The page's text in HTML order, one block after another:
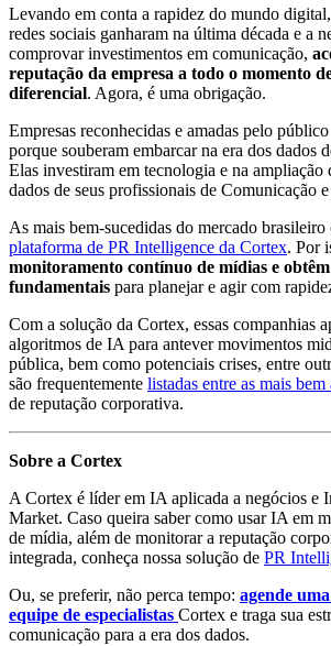
Levando em conta a rapidez do mundo
redes sociais ganharam na última década e a
comprovar investimentos em comunicação,
reputação da empresa a todo o momento
diferencial. Agora, é uma obrigação.
Empresas reconhecidas e amadas pelo
porque souberam embarcar na era dos dados
Elas investiram em tecnologia e na ampliação
dados de seus profissionais de Comunicação e
As mais bem-sucedidas do mercado brasileiro
plataforma de PR Intelligence da Cortex. Por
monitoramento contínuo de mídias e
fundamentais para planejar e agir com
Com a solução da Cortex, essas companhias
algoritmos de IA para antever movimentos
pública, bem como potenciais crises, entre
são frequentemente listadas entre as mais bem
de reputação corporativa.
Sobre a Cortex
A Cortex é líder em IA aplicada a negócios e
Market. Caso queira saber como usar IA em
de mídia, além de monitorar a reputação
integrada, conheça nossa solução de PR
Ou, se preferir, não perca tempo: agende
equipe de especialistas Cortex e traga sua
comunicação para a era dos dados.